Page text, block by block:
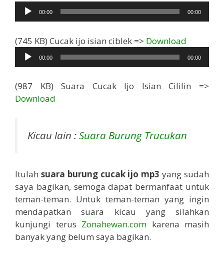
Audio
00:00 00:00
(745 KB) Cucak ijo isian ciblek => Download
Audio
00:00 00:00
(987 KB) Suara Cucak Ijo Isian Cililin =>
Download
Kicau lain :Suara Burung Trucukan
Itulah suara burung cucak ijo mp3 yang sudah
saya bagikan, semoga dapat bermanfaat untuk
teman-teman. Untuk teman-teman yang ingin
mendapatkan suara kicau yang silahkan
kunjungi terus Zonahewan.com karena masih
banyak yang belum saya bagikan.